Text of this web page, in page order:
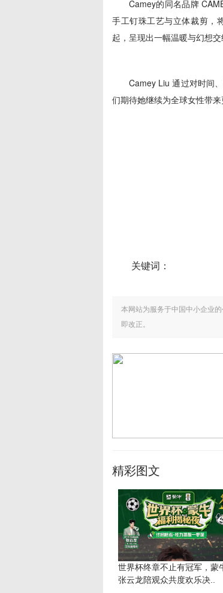
Camey的同名品牌
手工钉珠工艺与立体裁剪，
起，呈现出一幅温暖与幻想交
Camey Liu 通过对时间
们期待她继续为全球女性带
关键词：
本网站为服务于中国中小企业
即改正。
精彩图文
世界杯终章不止有冠军，蒙
张云龙陪观众共度欢乐决..